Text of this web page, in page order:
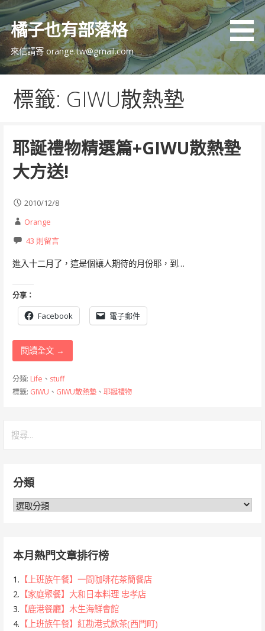
跳
主
內
橘子也有部落格
來信請寄 orange.tw@gmail.com
標籤: GIWU散熱墊
耶誕禮物精選篇+GIWU散熱墊
大方送!
2010/12/8
Orange
43 則留言
進入十二月了，這是個讓人期待的月份耶，到…
分享：
Facebook 電子郵件
閱讀全文 →
分類: Life 、 stuff
標籤: GIWU 、 GIWU散熱墊、 耶誕禮物
字:分類
分
本月熱門文章排行榜
1. 【上班族午餐】一間咖啡花茶簡餐店
2. 【家庭聚餐】大和日本料理 忠孝店
3. 【鹿港餐廳】木生海鮮會館
4. 【上班族午餐】紅勘港式飲茶(西門町)